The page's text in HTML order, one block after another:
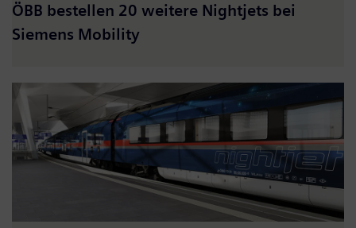
ÖBB bestellen 20 weitere Nightjets bei
Siemens Mobility